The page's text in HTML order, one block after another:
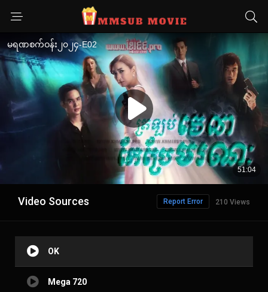
Video Sources 210 Views
Report Error
OK
Mega 720